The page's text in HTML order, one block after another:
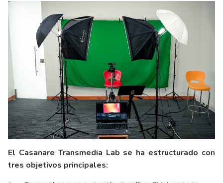
El Casanare Transmedia Lab se ha estructurado con
tres objetivos principales: